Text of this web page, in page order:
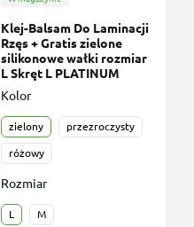
Klej-Balsam Do Laminacji
Rzęs + Gratis zielone
silikonowe wałki rozmiar
L Skręt L PLATINUM
Kolor
zielony przezroczysty
różowy
Rozmiar
L M